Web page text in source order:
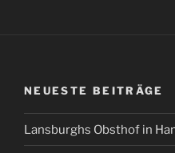
NEUESTE BEITRÄGE
Lansburghs Obsthof in